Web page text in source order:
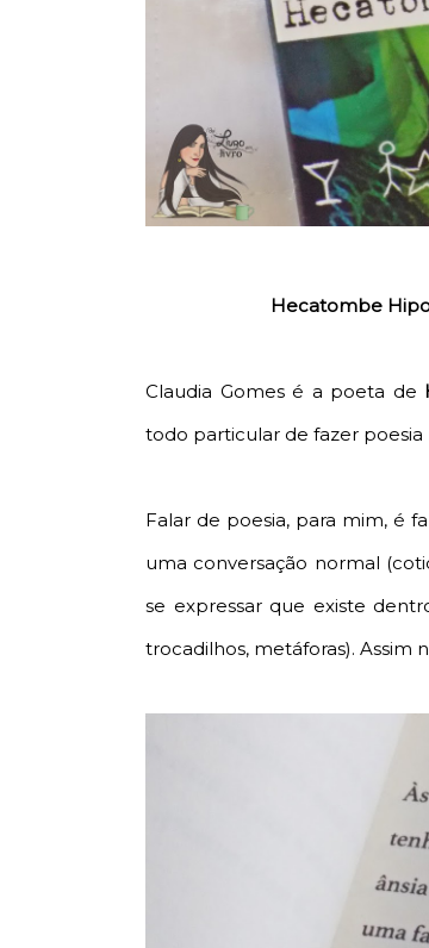
Hecatombe
Claudia Gomes é a poeta de
todo particular de fazer poesia
Falar de poesia, para mim, é
uma conversação normal
se expressar que existe
trocadilhos, metáforas). Assim